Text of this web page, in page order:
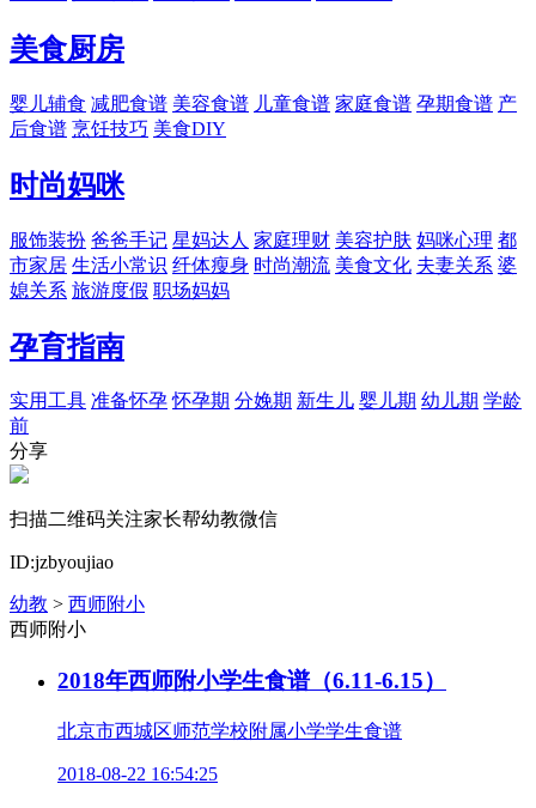
美食厨房
婴儿辅食 减肥食谱 美容食谱 儿童食谱 家庭食谱 孕期食谱 产
后食谱 烹饪技巧 美食DIY
时尚妈咪
服饰装扮 爸爸手记 星妈达人 家庭理财 美容护肤 妈咪心理 都
市家居 生活小常识 纤体瘦身 时尚潮流 美食文化 夫妻关系 婆
媳关系 旅游度假 职场妈妈
孕育指南
实用工具 准备怀孕 怀孕期 分娩期 新生儿 婴儿期 幼儿期 学龄
前
分享
扫描二维码关注家长帮幼教微信
ID:jzbyoujiao
幼教 > 西师附小
西师附小
2018年西师附小学生食谱（6.11-6.15）
北京市西城区师范学校附属小学学生食谱
2018-08-22 16:54:25